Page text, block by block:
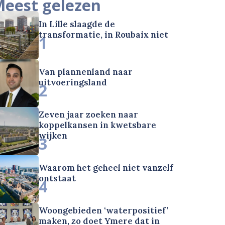
gelezen
In Lille slaagde de
transformatie, in Roubaix niet
1
Van plannenland naar
uitvoeringsland
2
Zeven jaar zoeken naar
koppelkansen in kwetsbare
wijken
3
Waarom het geheel niet vanzelf
ontstaat
4
Woongebieden ‘waterpositief’
maken, zo doet Ymere dat in